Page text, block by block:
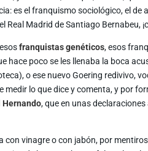
es el franquismo sociológico, el de
Real Madrid de Santiago Bernabeu,
franquistas genéticos, esos
poco se les llenaba la boca
o ese nuevo Goering redivivo,
lo que dice y comenta, y por
Hernando, que en unas declaraciones
vinagre o con jabón, por